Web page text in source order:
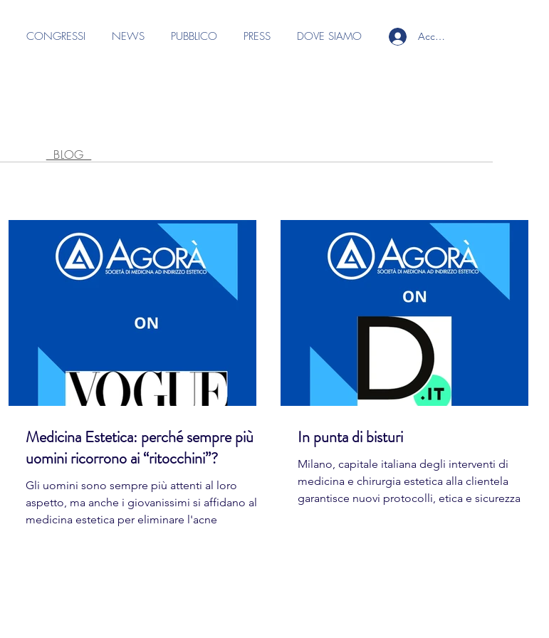
CONGRESSI NEWS PUBBLICO PRESS DOVE SIAMO Accedi
BLOG
Medicina Estetica: perché sempre più
uomini ricorrono ai “ritocchini”?
Gli uomini sono sempre più attenti al loro
aspetto, ma anche i giovanissimi si affidano alla
medicina estetica per eliminare l'acne
In punta di bisturi
Milano, capitale italiana degli interventi di
medicina e chirurgia estetica alla clientela
garantisce nuovi protocolli, etica e sicurezza